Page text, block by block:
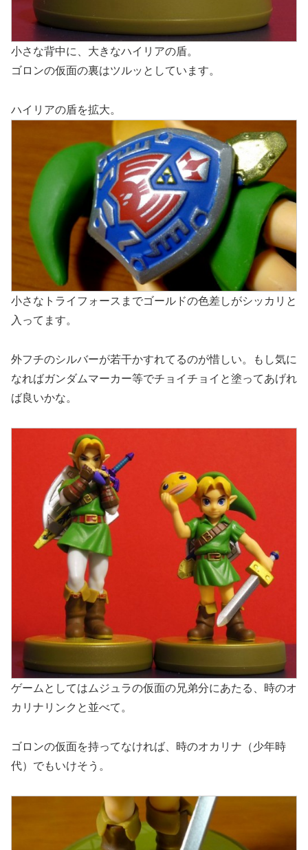
小さな背中に、大きなハイリアの盾。
ゴロンの仮面の裏はツルッとしています。
ハイリアの盾を拡大。
小さなトライフォースまでゴールドの色差しがシッカリと
入ってます。
外フチのシルバーが若干かすれてるのが惜しい。もし気に
なればガンダムマーカー等でチョイチョイと塗ってあげれ
ば良いかな。
ゲームとしてはムジュラの仮面の兄弟分にあたる、時のオ
カリナリンクと並べて。
ゴロンの仮面を持ってなければ、時のオカリナ（少年時
代）でもいけそう。